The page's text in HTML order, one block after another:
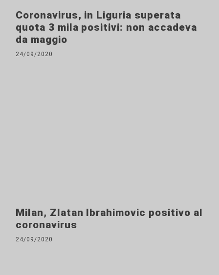
Coronavirus, in Liguria superata
quota 3 mila positivi: non accadeva
da maggio
24/09/2020
Milan, Zlatan Ibrahimovic positivo al
coronavirus
24/09/2020